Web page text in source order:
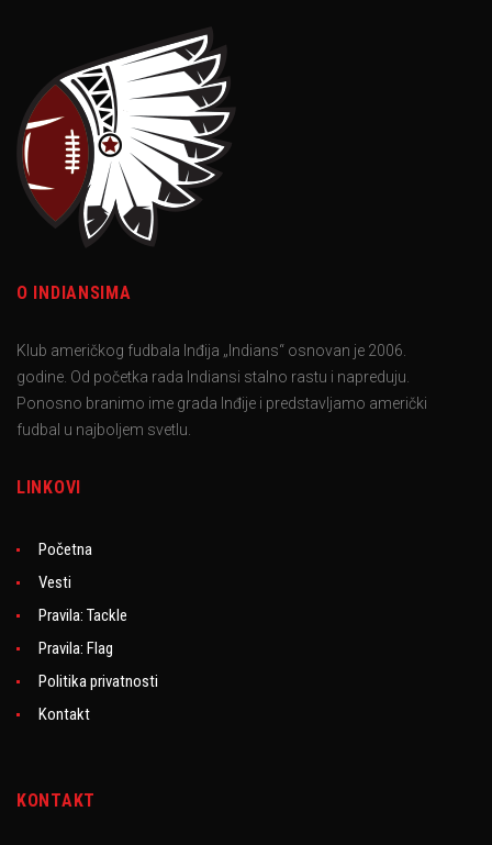
O INDIANSIMA
Klub američkog fudbala Inđija „Indians“ osnovan je 2006.
godine. Od početka rada Indiansi stalno rastu i napreduju.
Ponosno branimo ime grada Inđije i predstavljamo američki
fudbal u najboljem svetlu.
LINKOVI
Početna
Vesti
Pravila: Tackle
Pravila: Flag
Politika privatnosti
Kontakt
KONTAKT